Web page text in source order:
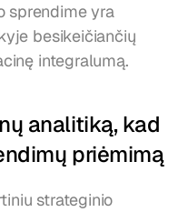
sprendime yra
besikeičiančių
integralumą.
analitiką, kad
priėmimą
strateginio